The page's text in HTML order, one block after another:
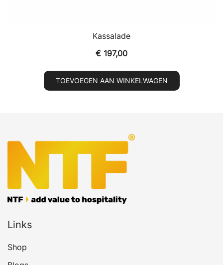
Kassalade
€ 197,00
TOEVOEGEN AAN WINKELWAGEN
Links
Shop